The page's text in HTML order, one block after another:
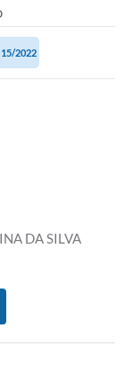
15/2022
DA SILVA